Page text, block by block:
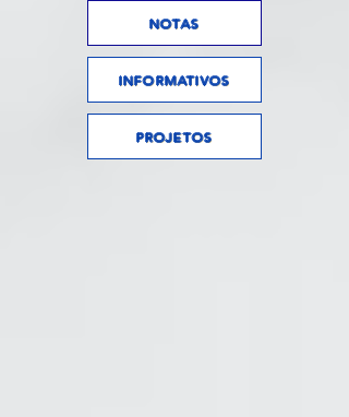
NOTAS
INFORMATIVOS
PROJETOS